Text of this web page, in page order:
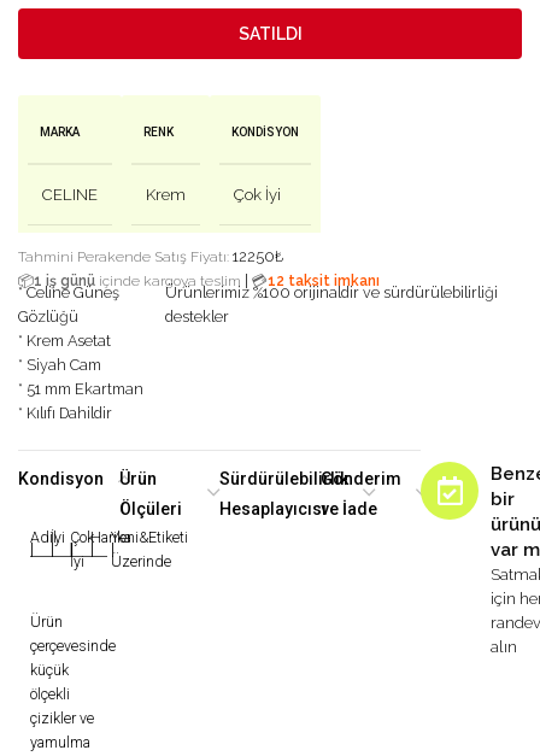
SATILDI
MARKA
CELINE
RENK
Krem
KONDISYON
Çok İyi
Tahmini Perakende Satış Fiyatı: 12250₺
📦1 iş günü içinde kargoya teslim 💳12 taksit imkanı
* Celine Güneş
Gözlüğü
* Krem Asetat
* Siyah Cam
* 51 mm Ekartman
* Kılıfı Dahildir
Ürünlerimiz %100 orijinaldir ve sürdürülebilirliği
destekler
Kondisyon
Adilİyi
|
Çok
İyi
Harika
|
Yeni&Etiketi
Üzerinde
Ürün
çerçevesinde
küçük
ölçekli
çizikler ve
yamulma
Ürün
Ölçüleri
Sürdürülebilirlik
Hesaplayıcısı
Gönderim
ve İade
bir
var
için
alın